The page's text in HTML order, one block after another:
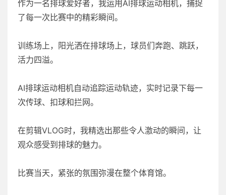
作为一名排球爱好者，我运用AI排球运动相机，捕捉
了每一次比赛中的精彩瞬间。
训练场上，阳光洒在排球场上，球员们奔跑、跳跃，
活力四溢。
AI排球运动相机自动追踪运动轨迹，实时记录下每一
次传球、扣球和拦网。
在剪辑VLOG时，我精选出那些令人激动的瞬间，让
观众感受到排球的魅力。
比赛当天，紧张的氛围弥漫在整个体育馆。